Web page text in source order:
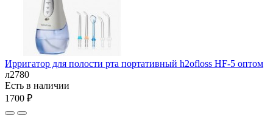
Ирригатор для полости рта портативный h2ofloss HF-5 оптом
л2780
Есть в наличии
1700 ₽